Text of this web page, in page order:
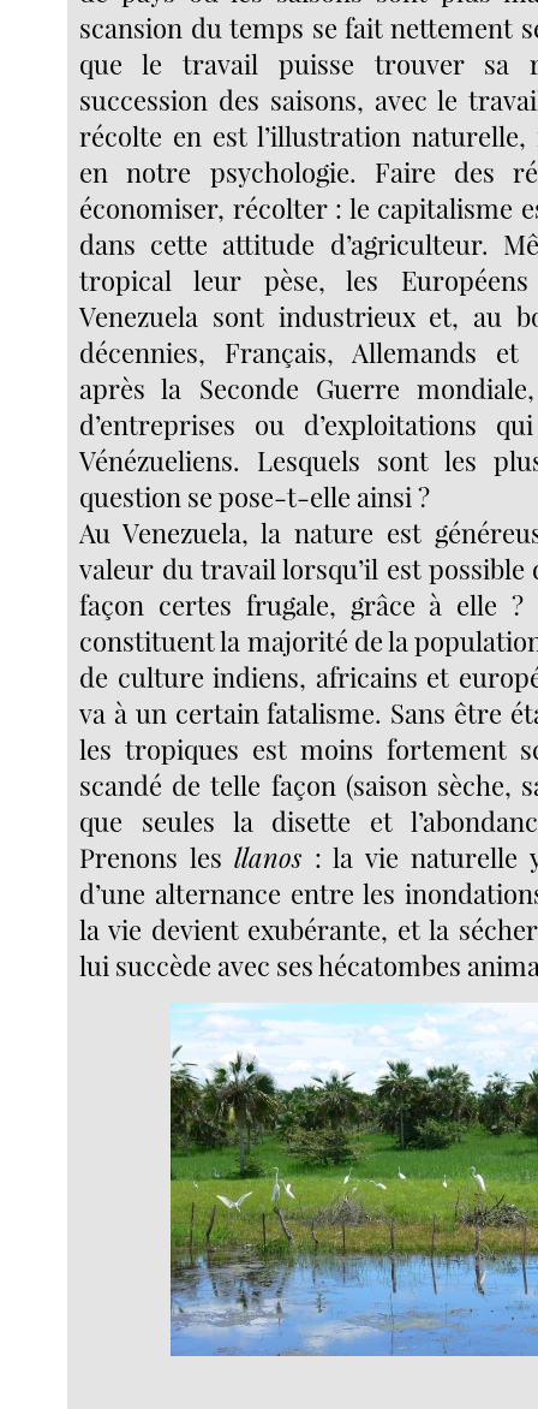
scansion du temps se fait nettement
que le travail puisse trouver sa
succession des saisons, avec le
récolte en est l’illustration
en notre psychologie. Faire des
économiser, récolter : le capitalisme
dans cette attitude d’agriculteur.
tropical leur pèse, les
Venezuela sont industrieux et, au
décennies, Français, Allemands
après la Seconde Guerre
d’entreprises ou d’exploitations
Vénézueliens. Lesquels sont les
question se pose-t-elle ainsi ?
Au Venezuela, la nature est
valeur du travail lorsqu’il est
façon certes frugale, grâce à elle
constituent la majorité de la
de culture indiens, africains et
va à un certain fatalisme. Sans être
les tropiques est moins fortement
scandé de telle façon (saison sèche,
que seules la disette et
Prenons lesllanos : la vie naturelle
d’une alternance entre les
la vie devient exubérante, et la
lui succède avec ses hécatombes